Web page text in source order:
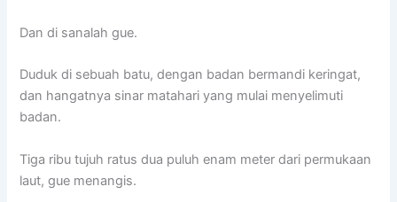
Dan di sanalah gue.
Duduk di sebuah batu, dengan badan bermandi keringat,
dan hangatnya sinar matahari yang mulai menyelimuti
badan.
Tiga ribu tujuh ratus dua puluh enam meter dari permukaan
laut, gue menangis.